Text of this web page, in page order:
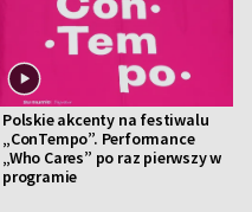
Polskie akcenty na festiwalu
„ConTempo”. Performance
„Who Cares” po raz pierwszy w
programie